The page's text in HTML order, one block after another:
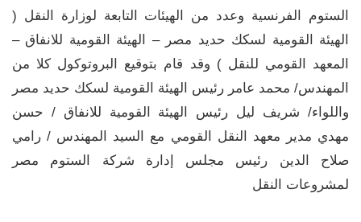
الستوم الفرنسية وعدد من الهيئات التابعة لوزارة النقل (
الهيئة القومية لسكك حديد مصر – الهيئة القومية للانفاق –
المعهد القومي للنقل ) وقد قام بتوقيع البروتوكول كلا من
المهندس/ محمد عامر رئيس الهيئة القومية لسكك حديد مصر
واللواء/ شريف ليل رئيس الهيئة القومية للانفاق / حسن
مهدي مدير معهد النقل القومي مع السيد المهندس / رامي
صلاح الدين رئيس مجلس إدارة شركة الستوم مصر
لمشروعات النقل